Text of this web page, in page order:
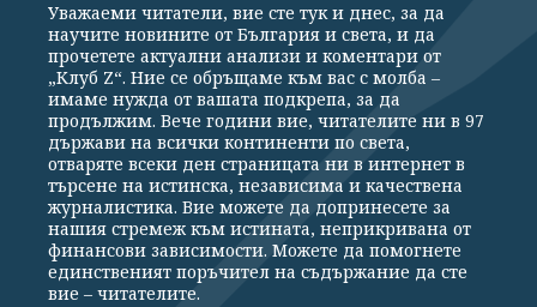
Общи условия
Политика за поверителност
Реклама
Партньори Контакти
За Клуб Z
Екип
Подкрепете ни
Издател на www.clubz.bg е „Клуб Зебра Медия“ ЕООД, София, ул. "Алеко
Константинов" 3. Всички права запазени 2026 „Клуб Зебра Медия“
Уважаеми читатели, вие сте тук и днес, за да
научите новините от България и света, и да
прочетете актуални анализи и коментари от
„Клуб Z“. Ние се обръщаме към вас с молба –
имаме нужда от вашата подкрепа, за да
продължим. Вече години вие, читателите ни в 97
държави на всички континенти по света,
отваряте всеки ден страницата ни в интернет в
търсене на истинска, независима и качествена
журналистика. Вие можете да допринесете за
нашия стремеж към истината, неприкривана от
финансови зависимости. Можете да помогнете
единственият поръчител на съдържание да сте
вие – читателите.